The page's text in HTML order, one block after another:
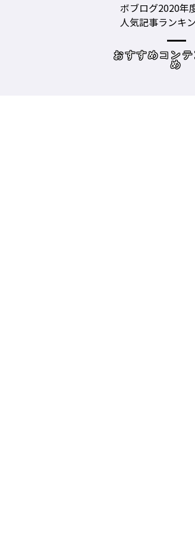
美容師の勝負グ
グツ ③－野口綾
THE BRICKS（
リックス）／神
倉市］の場合－
読み物